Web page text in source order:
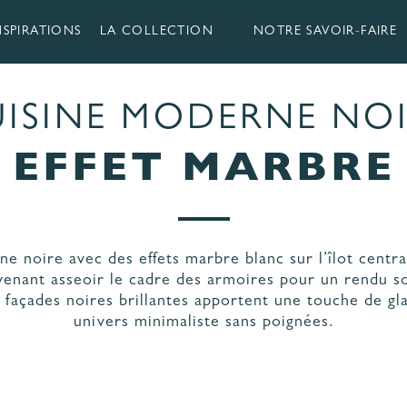
LA COLLECTION
ET COLORIS
AGENCEMENT ET
ERGONOMIE
NOTRE SAVOIR-FAIRE
CUISINES
DE VOTRE PROJET
MODERNE
EFFET MARBRE
noire avec des effets marbre blanc sur l’îlot
asseoir le cadre des armoires pour un rendu
noires brillantes apportent une touche de
univers minimaliste sans poignées.